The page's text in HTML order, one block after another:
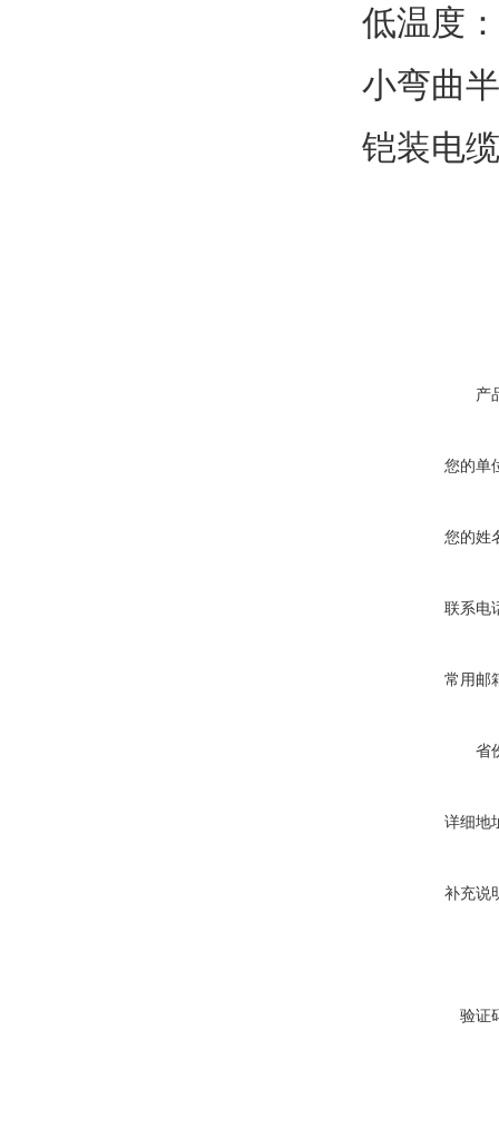
低温度
小弯曲
铠装电
产
您的单
您的姓
联系电
常用邮
省
详细地
补充说
验证